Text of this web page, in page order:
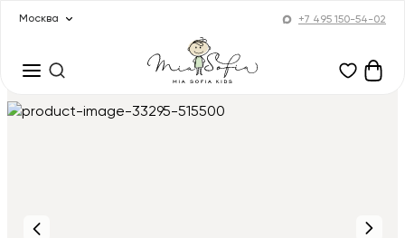
Москва +7 495 150-54-02